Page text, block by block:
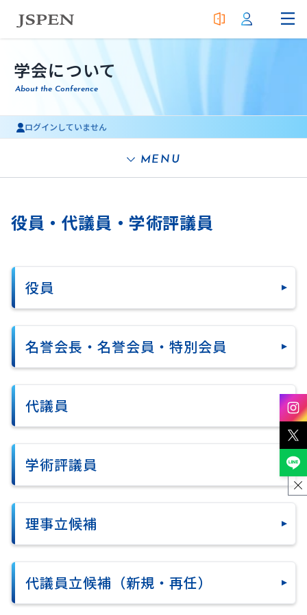
学会について
About the Conference
ログインしていません
MENU
役員・代議員・学術評議員
役員
名誉会長・名誉会員・特別会員
代議員
学術評議員
理事立候補
代議員立候補（新規・再任）